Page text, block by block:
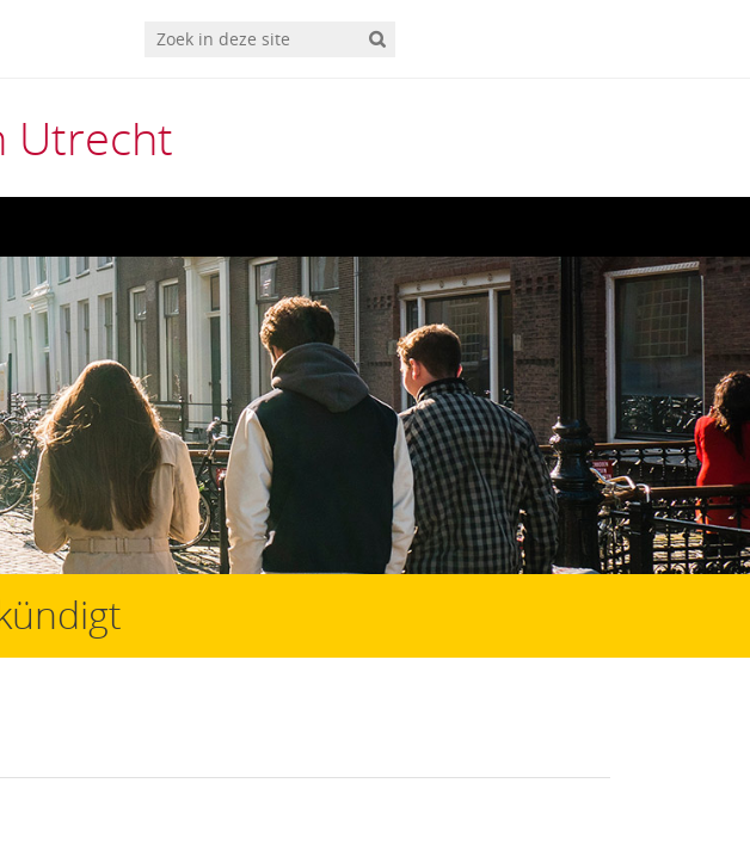
Utrecht